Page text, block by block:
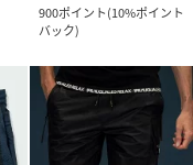
900ポイント(10%ポイント
バック)